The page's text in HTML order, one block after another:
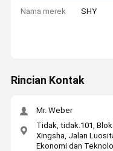
Nama merek SHY
Rincian Kontak
Mr. Weber
Tidak, tidak.101,
Xingsha, Jalan
Ekonomi dan